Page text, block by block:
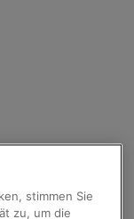
stimmen Sie
zu, um die